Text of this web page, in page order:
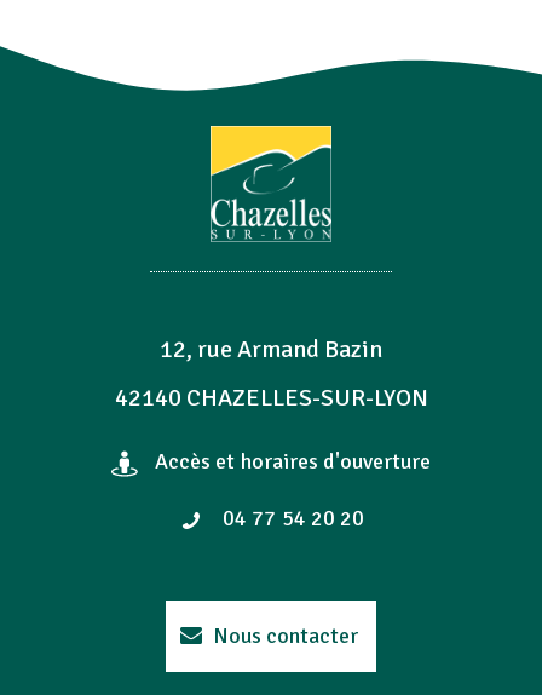
12, rue Armand Bazin
42140 CHAZELLES-SUR-LYON
Accès et horaires d'ouverture
04 77 54 20 20
Nous contacter